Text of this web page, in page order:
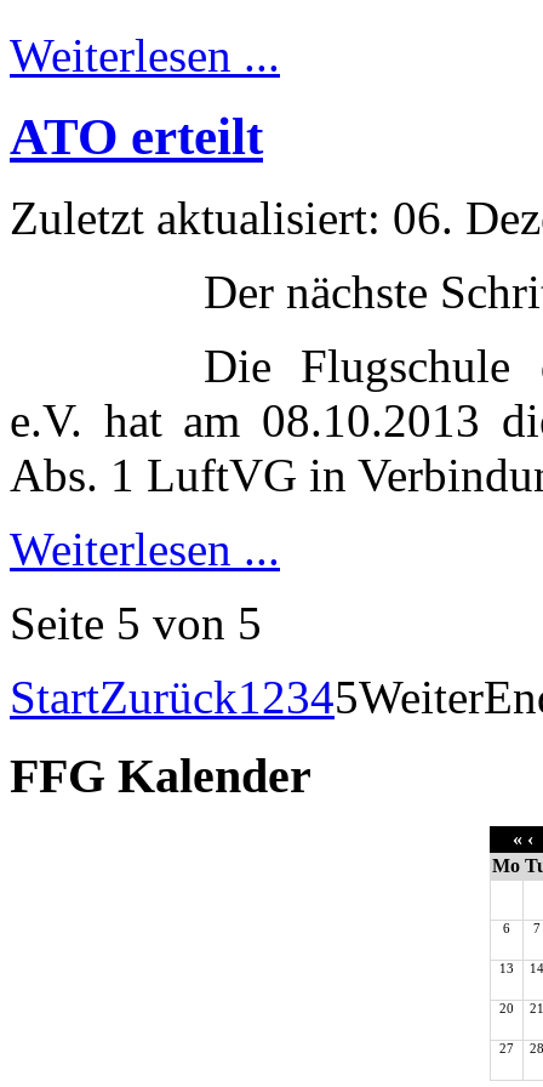
Weiterlesen ...
ATO erteilt
Zuletzt aktualisiert: 06.
Der nächste
Die Flugschule
e.V. hat am 08.10.2013
Abs. 1 LuftVG in
Weiterlesen ...
Seite 5 von 5
StartZurück12345Weiter
FFG Kalender
« ‹
Mo
6 7
13 14
20 21
27 28